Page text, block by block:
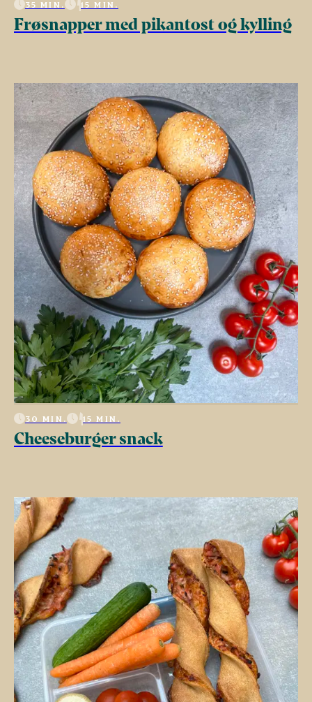
35 MIN. 15 MIN.
Frøsnapper med pikantost og kylling
30 MIN. 15 MIN.
Cheeseburger snack